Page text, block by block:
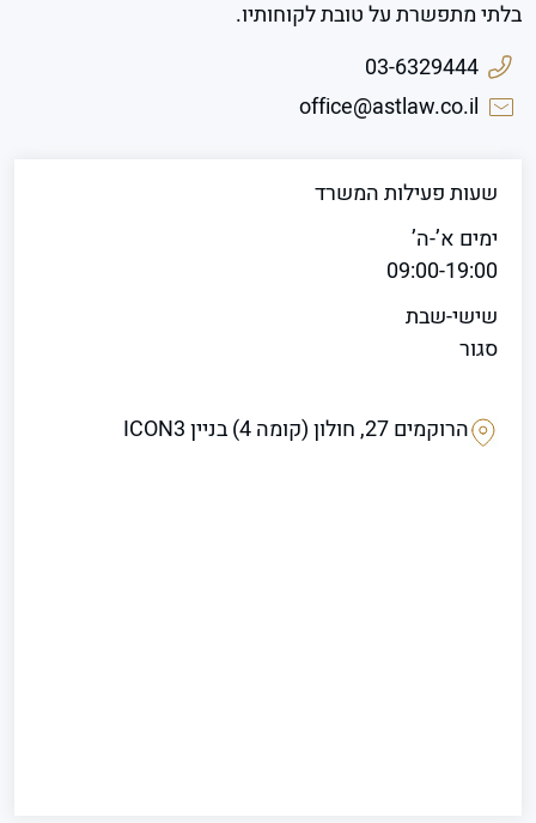
בלתי מתפשרת על טובת לקוחותיו.
03-6329444
office@astlaw.co.il
שעות פעילות המשרד
ימים א’-ה’
09:00-19:00
שישי-שבת
סגור
הרוקמים 27, חולון (קומה 4) בניין ICON3